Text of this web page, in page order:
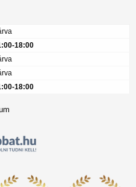
18:00
18:00